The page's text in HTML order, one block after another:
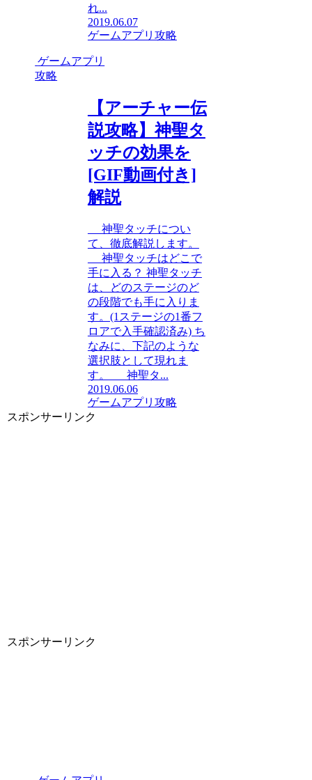
れ...
2019.06.07
ゲームアプリ攻略
ゲームアプリ
攻略
【アーチャー伝
説攻略】神聖タ
ッチの効果を
[GIF動画付き]
解説
神聖タッチについ
て、徹底解説します。
神聖タッチはどこで
手に入る？ 神聖タッチ
は、どのステージのど
の段階でも手に入りま
す。(1ステージの1番フ
ロアで入手確認済み) ち
なみに、下記のような
選択肢として現れま
す。 神聖タ...
2019.06.06
ゲームアプリ攻略
スポンサーリンク
スポンサーリンク